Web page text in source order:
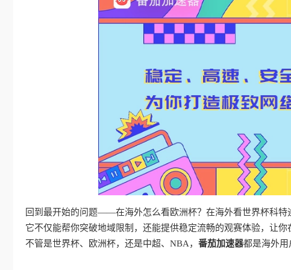
回到最开始的问题——在海外怎么看欧洲杯？在海外看世界杯科特
它不仅能帮你突破地域限制，还能提供稳定流畅的观赛体验，让
不管是世界杯、欧洲杯，还是中超、NBA， 番茄加速器都是海外用